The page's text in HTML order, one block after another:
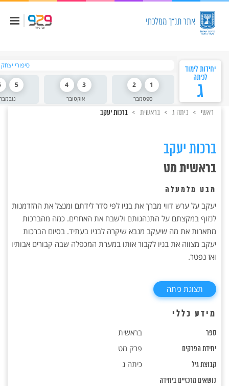
יחידות לימוד
לכיתה
ג
סיפורי
ספטמבר
1
2
אוקטובר
3
4
נובמבר
5
ראשי כיתה ג בראשית ברכות יעקב
ברכות יעקב
בראשית מט
מבט מלמעלה
יעקב על ערש דווי מברך את בניו לפי סדר לידתם ומנצל את ההזדמנות
לנזוף במקצתם על התנהגותם ולשבח את האחרים. כמה מהברכות
מתארות את מה שיעקב מנבא שיקרה לבניו בעתיד. בסיום הברכות
יעקב מצווה את בניו לקבור אותו במערת המכפלה שבה קבורים אבותיו
ואז נפטר.
תצוגת כיתה
מידע כללי
ספר בראשית
יחידת הפרקים פרק מט
קבוצת גיל כיתה ג
נושאים מרכזיים ביחידה